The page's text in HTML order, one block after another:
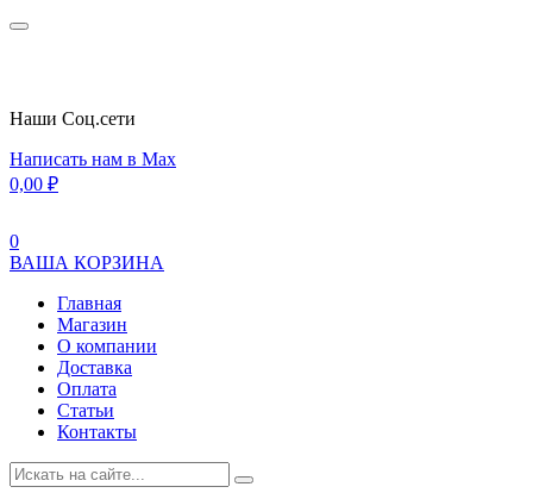
Наши Cоц.сети
Написать нам в Max
0,00 ₽
0
ВАША КОРЗИНА
Главная
Магазин
О компании
Доставка
Оплата
Статьи
Контакты